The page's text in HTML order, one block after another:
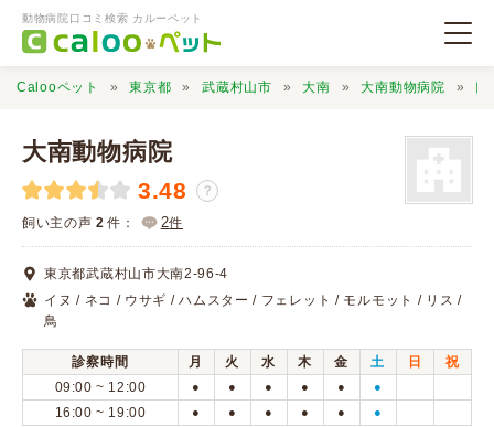
動物病院口コミ検索 カルーペット
動物病院検索
口コミ検索
Calooペットとは？
口コミ投稿
Calooペット 東京都 武蔵村山市 大南 大南動物病院 口
大南動物病院
3.48 ？
飼い主の声 2 件： 2件
東京都武蔵村山市大南2-96-4
イヌ / ネコ / ウサギ / ハムスター / フェレット / モルモット / リス /
鳥
診察時間 月 火 水 木 金 土 日
祝
09:00 ~ 12:00
● ● ● ● ● ●
16:00 ~ 19:00 ● ● ● ● ● ●